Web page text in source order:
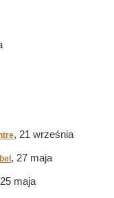
, 21 września
, 27 maja
maja